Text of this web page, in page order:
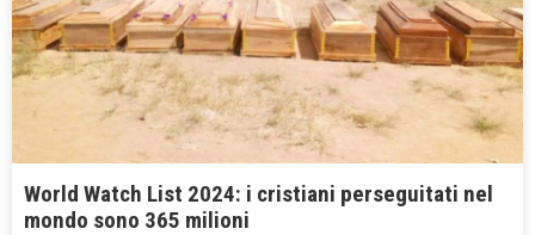
World Watch List 2024: i cristiani perseguitati nel
mondo sono 365 milioni